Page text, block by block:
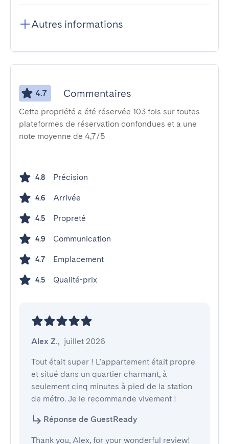
Autres informations
4.7 Commentaires
Cette propriété a été réservée 103 fois sur toutes
plateformes de réservation confondues et a une
note moyenne de 4,7/5
4.8 Précision
4.6 Arrivée
4.5 Propreté
4.9 Communication
4.7 Emplacement
4.5 Qualité-prix
Alex Z., juillet 2026
Tout était super ! L'appartement était propre
et situé dans un quartier charmant, à
seulement cinq minutes à pied de la station
de métro. Je le recommande vivement !
Réponse de GuestReady
Thank you, Alex, for your wonderful review!